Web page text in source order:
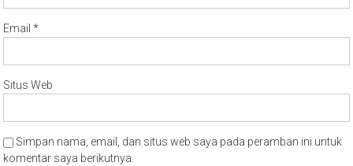
Email*
Situs Web
Simpan nama, email, dan situs web saya pada peramban ini untuk
komentar saya berikutnya.